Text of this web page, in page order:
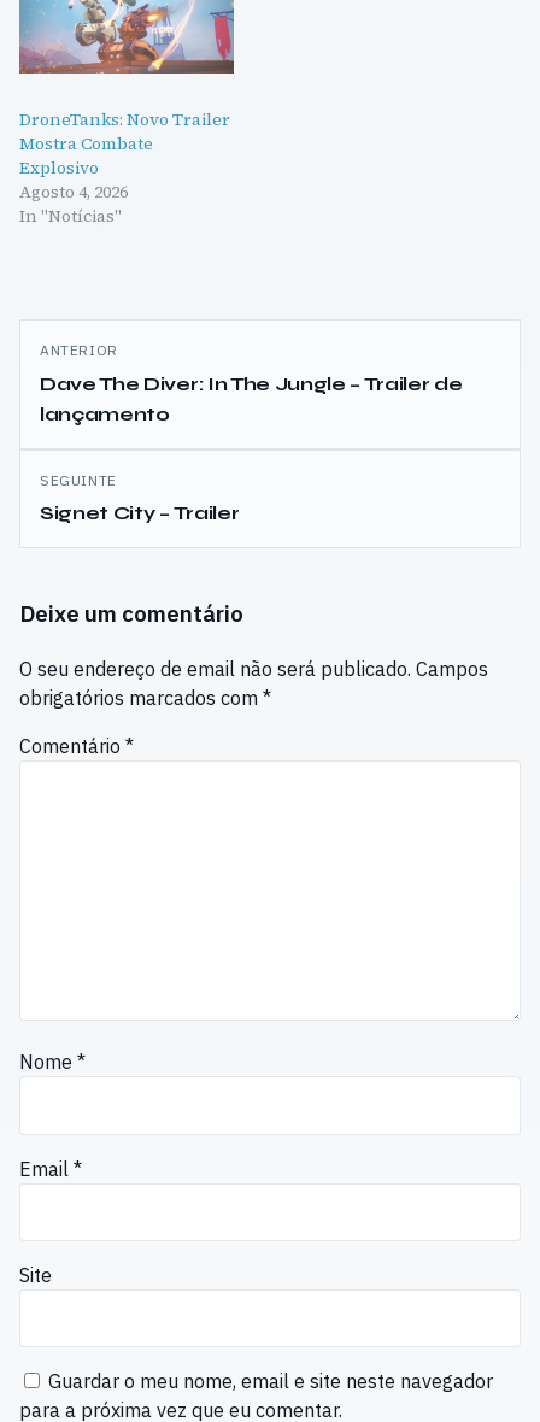
DroneTanks: Novo Trailer
Mostra Combate
Explosivo
Agosto 4, 2026
In "Notícias"
Navegação
de
artigos
ANTERIOR
Dave The Diver: In The Jungle – Trailer de
lançamento
SEGUINTE
Signet City – Trailer
Deixe um comentário
O seu endereço de email não será publicado. Campos
obrigatórios marcados com *
Comentário *
Nome *
Email *
Site
Guardar o meu nome, email e site neste navegador
para a próxima vez que eu comentar.